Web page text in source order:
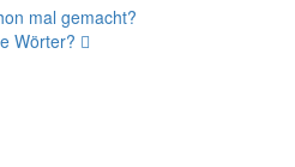
mal gemacht?
Wörter?